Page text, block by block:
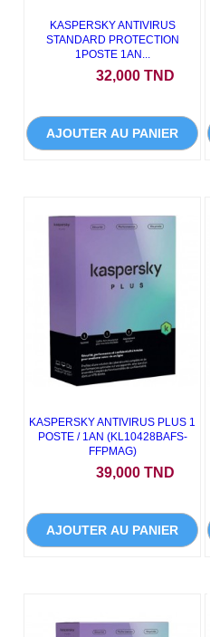
KASPERSKY ANTIVIRUS
STANDARD PROTECTION
1POSTE 1AN...
32,000 TND
AJOUTER AU PANIER
KASPERSKY ANTIVIRUS PLUS 1
POSTE / 1AN (KL10428BAFS-
FFPMAG)
39,000 TND
AJOUTER AU PANIER